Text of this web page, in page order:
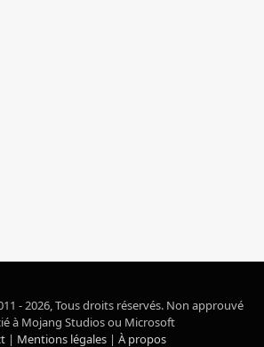
- 2026, Tous droits réservés. Non approuvé
à Mojang Studios ou Microsoft
| Mentions légales | À propos